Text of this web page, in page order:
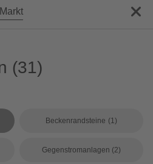
(31)
Beckenrandsteine (1)
Gegenstromanlagen (2)